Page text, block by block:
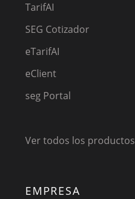
TarifAI
SEG Cotizador
eTarifAI
eClient
seg Portal
Ver todos los productos
EMPRESA